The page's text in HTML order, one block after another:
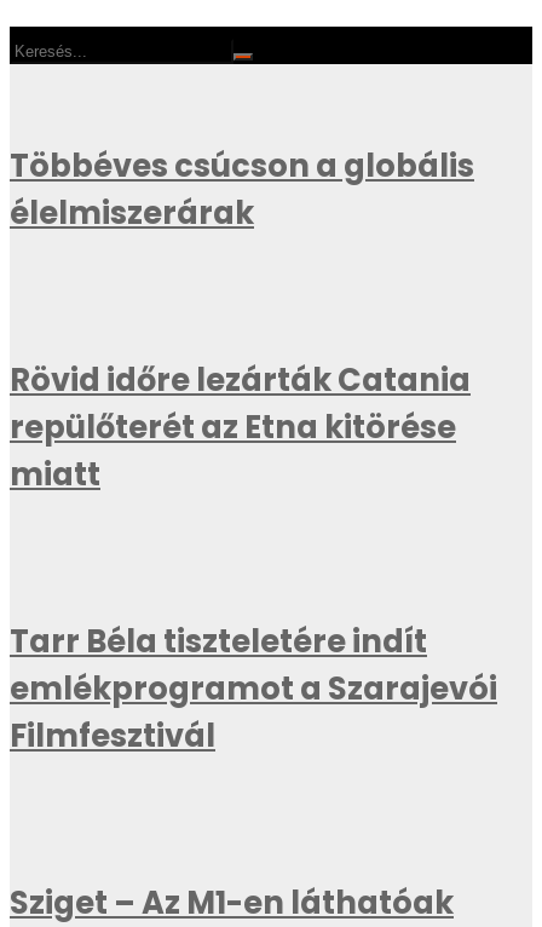
Többéves csúcson a globális
élelmiszerárak
Rövid időre lezárták Catania
repülőterét az Etna kitörése
miatt
Tarr Béla tiszteletére indít
emlékprogramot a Szarajevói
Filmfesztivál
Sziget – Az M1-en láthatóak